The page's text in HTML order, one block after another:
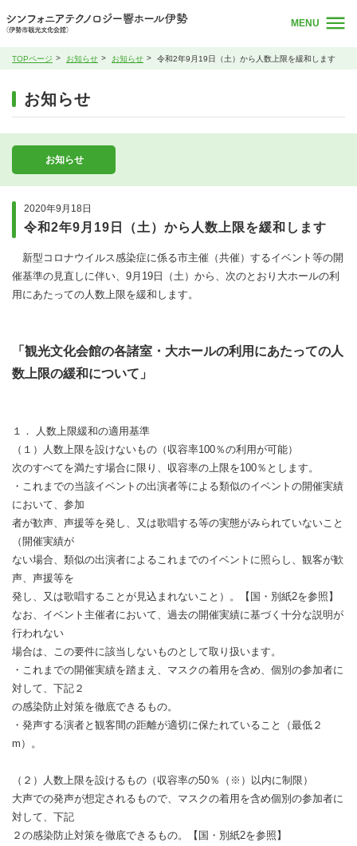
MENU
TOPページ お知らせ お知らせ 令和2年9月19日（土）から人数上限を緩和します
お知らせ
お知らせ
2020年9月18日
令和2年9月19日（土）から人数上限を緩和します
新型コロナウイルス感染症に係る市主催（共催）するイベント等の開
催基準の見直しに伴い、9月19日（土）から、次のとおり大ホールの利
用にあたっての人数上限を緩和します。
「観光文化会館の各諸室・大ホールの利用にあたっての人
数上限の緩和について」
１． 人数上限緩和の適用基準
（１）人数上限を設けないもの（収容率100％の利用が可能）
次のすべてを満たす場合に限り、収容率の上限を100％とします。
・これまでの当該イベントの出演者等による類似のイベントの開催実績
において、参加
者が歓声、声援等を発し、又は歌唱する等の実態がみられていないこと
（開催実績が
ない場合、類似の出演者によるこれまでのイベントに照らし、観客が歓
声、声援等を
発し、又は歌唱することが見込まれないこと）。【国・別紙2を参照】
なお、イベント主催者において、過去の開催実績に基づく十分な説明が
行われない
場合は、この要件に該当しないものとして取り扱います。
・これまでの開催実績を踏まえ、マスクの着用を含め、個別の参加者に
対して、下記２
の感染防止対策を徹底できるもの。
・発声する演者と観客間の距離が適切に保たれていること（最低２
m）。
（２）人数上限を設けるもの（収容率の50％（※）以内に制限）
大声での発声が想定されるもので、マスクの着用を含め個別の参加者に
対して、下記
２の感染防止対策を徹底できるもの。【国・別紙2を参照】